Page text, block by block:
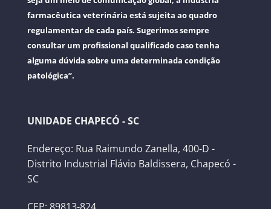
farmacêutica veterinária está sujeita ao quadro
regulamentar de cada país. Sugerimos sempre
consultar um profissional qualificado caso tenha
alguma dúvida sobre uma determinada condição
patológica”.
UNIDADE CHAPECÓ - SC
Endereço: Rua Raimundo Zanella, 400-D -
Distrito Industrial Flávio Baldissera, Chapecó -
SC
CEP: 89813-824